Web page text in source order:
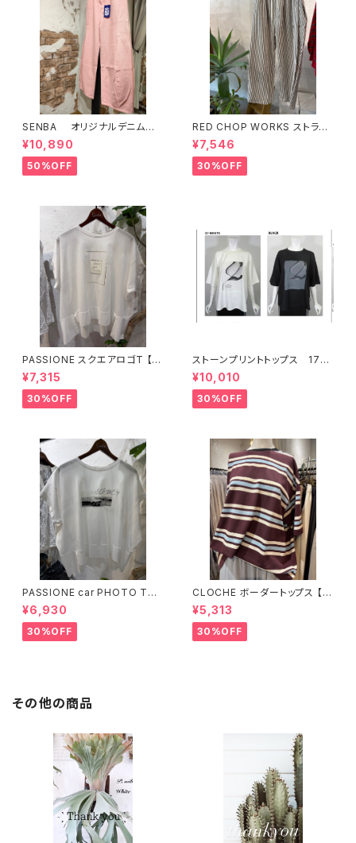
SENBA オリジナルデニム
ピンク
¥10,890
50%OFF
RED CHOP WORKS ストライ
プ柄パンツ 【36352581】
¥7,546
30%OFF
PASSIONE スクエアロゴT 【6
26938】
¥7,315
30%OFF
ストーンプリントトップス 176
34
¥10,010
30%OFF
PASSIONE car PHOTO Tシ
ャツ 【626939】
¥6,930
30%OFF
CLOCHE ボーダートップス 【6
12-85776】
¥5,313
30%OFF
その他の商品